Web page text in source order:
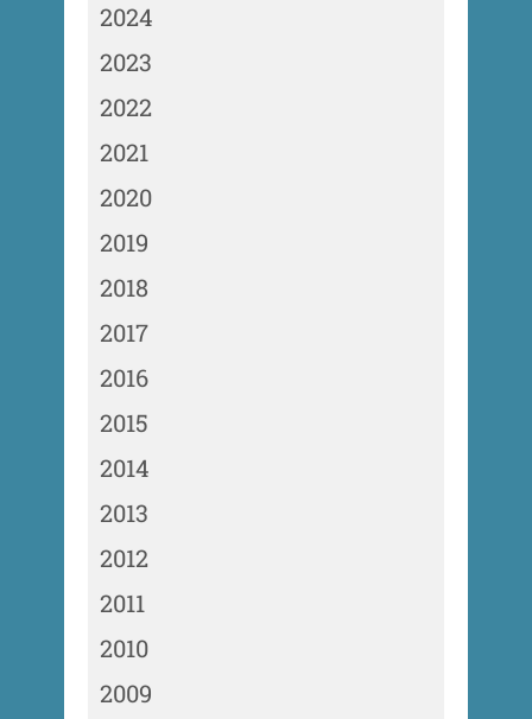
2024
2023
2022
2021
2020
2019
2018
2017
2016
2015
2014
2013
2012
2011
2010
2009